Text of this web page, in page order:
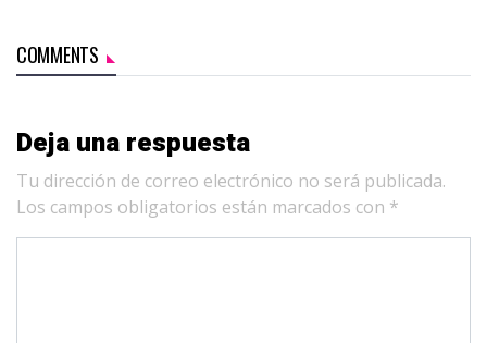
COMMENTS
Deja una respuesta
Tu dirección de correo electrónico no será publicada.
Los campos obligatorios están marcados con *